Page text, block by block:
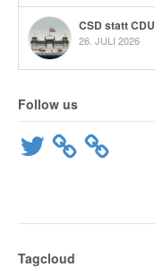
CSD statt CDU
26. JULI 2026
Follow us
Twitter
Tagcloud